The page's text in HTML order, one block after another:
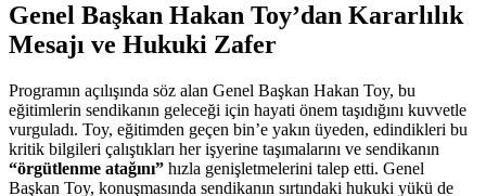
Genel Başkan Hakan Toy’dan Kararlılık
Mesajı ve Hukuki Zafer
Programın açılışında söz alan Genel Başkan Hakan Toy, bu
eğitimlerin sendikanın geleceği için hayati önem taşıdığını kuvvetle
vurguladı. Toy, eğitimden geçen bin’e yakın üyeden, edindikleri bu
kritik bilgileri çalıştıkları her işyerine taşımalarını ve sendikanın
“örgütlenme atağını” hızla genişletmelerini talep etti. Genel
Başkan Toy, konuşmasında sendikanın sırtındaki hukuki yükü de